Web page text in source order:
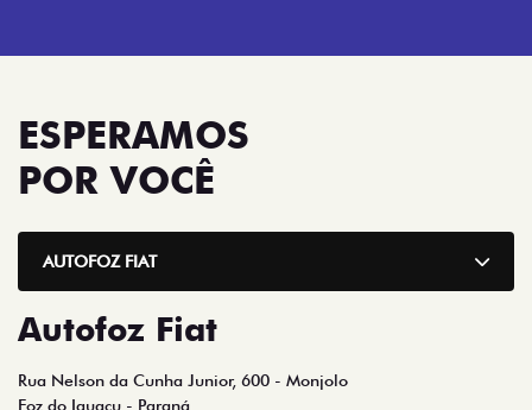
ESPERAMOS
POR VOCÊ
AUTOFOZ FIAT
Autofoz Fiat
Rua Nelson da Cunha Junior, 600 - Monjolo
Foz do Iguaçu - Paraná